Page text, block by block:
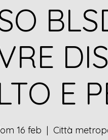
E
16 feb
  |
Città